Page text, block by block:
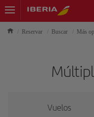
Reservar Buscar Más
Vuelos